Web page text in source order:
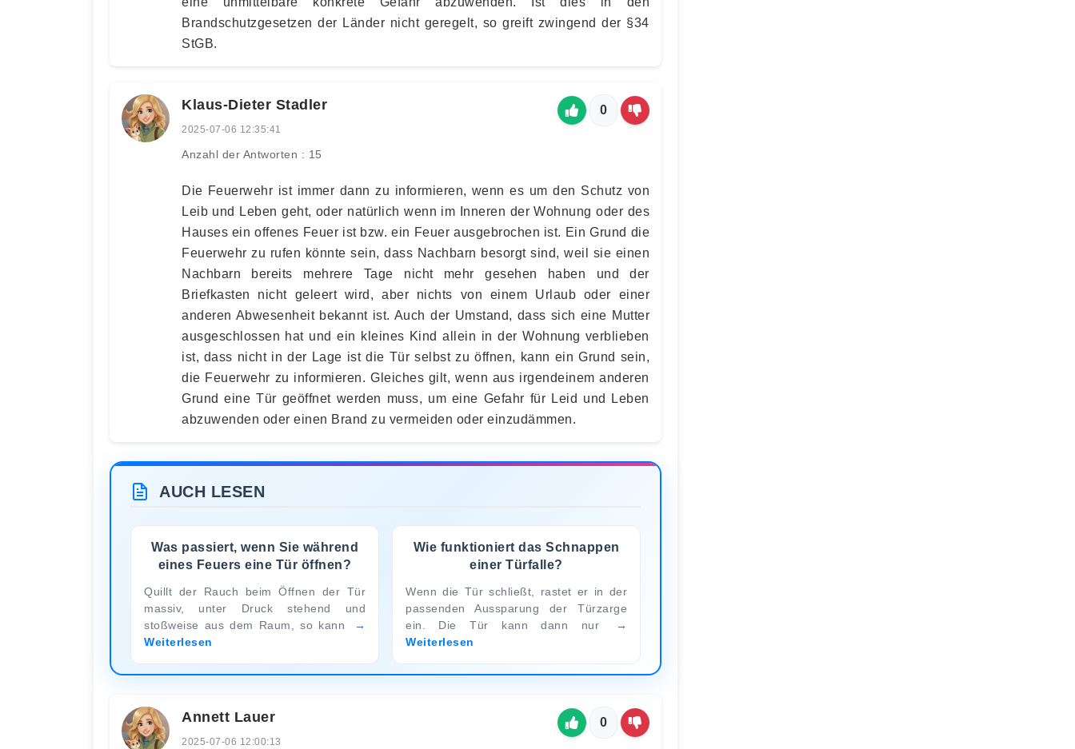
Brandschutzgesetzen der Länder nicht geregelt, so greift zwingend der §34
StGB.
Klaus-Dieter Stadler
2025-07-06 12:35:41
Anzahl der Antworten : 15
0
Die Feuerwehr ist immer dann zu informieren, wenn es um den Schutz von
Leib und Leben geht, oder natürlich wenn im Inneren der Wohnung oder des
Hauses ein offenes Feuer ist bzw. ein Feuer ausgebrochen ist. Ein Grund die
Feuerwehr zu rufen könnte sein, dass Nachbarn besorgt sind, weil sie einen
Nachbarn bereits mehrere Tage nicht mehr gesehen haben und der
Briefkasten nicht geleert wird, aber nichts von einem Urlaub oder einer
anderen Abwesenheit bekannt ist. Auch der Umstand, dass sich eine Mutter
ausgeschlossen hat und ein kleines Kind allein in der Wohnung verblieben
ist, dass nicht in der Lage ist die Tür selbst zu öffnen, kann ein Grund sein,
die Feuerwehr zu informieren. Gleiches gilt, wenn aus irgendeinem anderen
Grund eine Tür geöffnet werden muss, um eine Gefahr für Leid und Leben
abzuwenden oder einen Brand zu vermeiden oder einzudämmen.
AUCH LESEN
Was passiert, wenn Sie während
eines Feuers eine Tür öffnen?
Quillt der Rauch beim Öffnen der Tür
massiv, unter Druck stehend und
stoßweise aus dem Raum, so kann
Weiterlesen
Wie funktioniert das Schnappen
einer Türfalle?
Wenn die Tür schließt, rastet er in der
passenden Aussparung der Türzarge
ein. Die Tür kann dann nur
Weiterlesen
Annett Lauer
2025-07-06 12:00:13
0